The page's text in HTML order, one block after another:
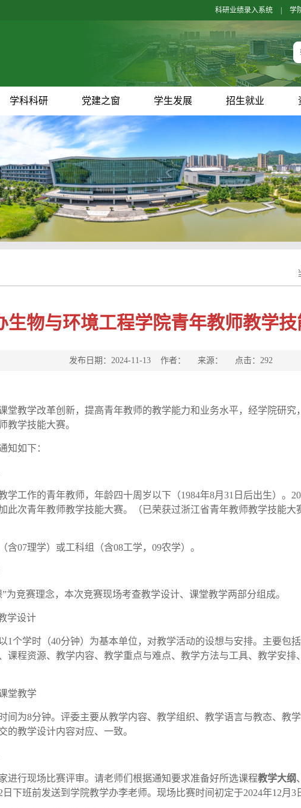
科研业绩录入系统 学
学科科研 党建之窗 学生发展 招生就业
生物与环境工程学院青年教师教学技
发布日期：2024-11-13 作者： 来源： 点击： 292
堂教学改革创新，提高青年教师的教学能力和业务水平，经学院研究
教学技能大赛。
知如下：
学工作的青年教师，年龄四十周岁以下（1984年8月 31 日后出生）。
此次青年教师教学技能大赛。
（已荣获过浙江省青年教师教学技能
含07理学）或工科组（含08工学，09农学）。
为竞赛理念，本次竞赛现场考查教学设计、课堂教学两部分组成。
学设计
1个学时 （40分钟） 为基本单位，对教学活动的设想与安排。主要包
课程资源、教学内容、教学重点与难点、教学方法与工具、教学安排
堂教学
间为8分钟。评委主要从教学内容、教学组织、教学语言与教态、教
的教学设计内容对应、一致。
进行现场比赛评审。请老师们根据通知要求准备好所选课程教学大纲、
日下班前发送到学院教学办李老师。现场比赛时间初定于2024年12月 3